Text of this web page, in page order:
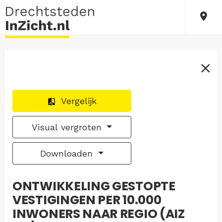
Vergelijk
Visual vergroten
Downloaden
ONTWIKKELING GESTOPTE
VESTIGINGEN PER 10.000
INWONERS NAAR REGIO (AIZ